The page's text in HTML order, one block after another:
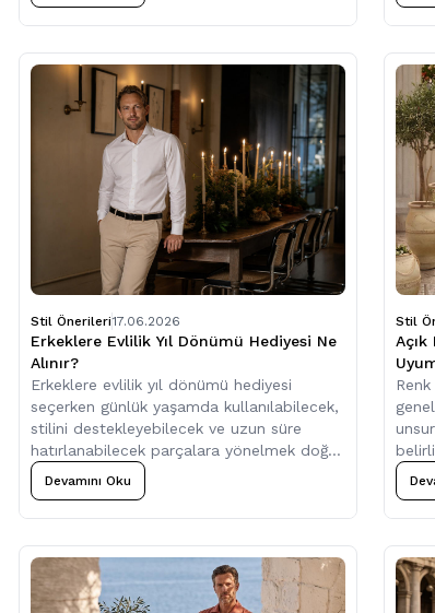
kullanılabilir.
Stil Önerileri17.06.2026
Erkeklere Evlilik Yıl Dönümü Hediyesi Ne
Alınır?
Erkeklere evlilik yıl dönümü hediyesi
seçerken günlük yaşamda kullanılabilecek,
stilini destekleyebilecek ve uzun süre
hatırlanabilecek parçalara yönelmek doğru
bir yaklaşım olacaktır.
Devamını Oku
Stil
daha